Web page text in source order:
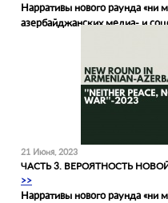
Нарративы нового раунда «‎ни
азербайджанских медиа- и
21 Июня, 2023
ЧАСТЬ 3. ВЕРОЯТНОСТЬ
>>
Нарративы нового раунда «‎ни